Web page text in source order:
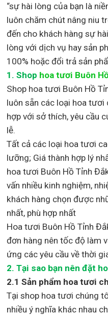
“sự hài lòng của bạn là
luôn chăm chút nâng niu
đến cho khách hàng sự
lòng với dịch vụ hay sản
100% hoặc đổi trả sản
1.Shop hoa tươi Buôn
Shop hoa tươi Buôn Hồ
luôn sẵn các loại hoa tươi
hợp với sở thích, yêu cầu
lễ.
Tất cả các loại hoa tươi
lưỡng; Giá thành hợp lý
hoa tươi Buôn Hồ Tỉnh
vấn nhiều kinh nghiệm,
khách hàng chọn được
nhất, phù hợp nhất
Hoa tươi Buôn Hồ Tỉnh
đơn hàng nên tốc độ làm
ứng các yêu cầu về thời
2. Tại sao bạn nên đặt
2.1 Sản phẩm hoa tươi
Tại shop hoa tươi chúng
nhiều ý nghĩa khác nhau